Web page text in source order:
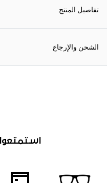
تفاصيل المنتج
الشحن والإرجاع